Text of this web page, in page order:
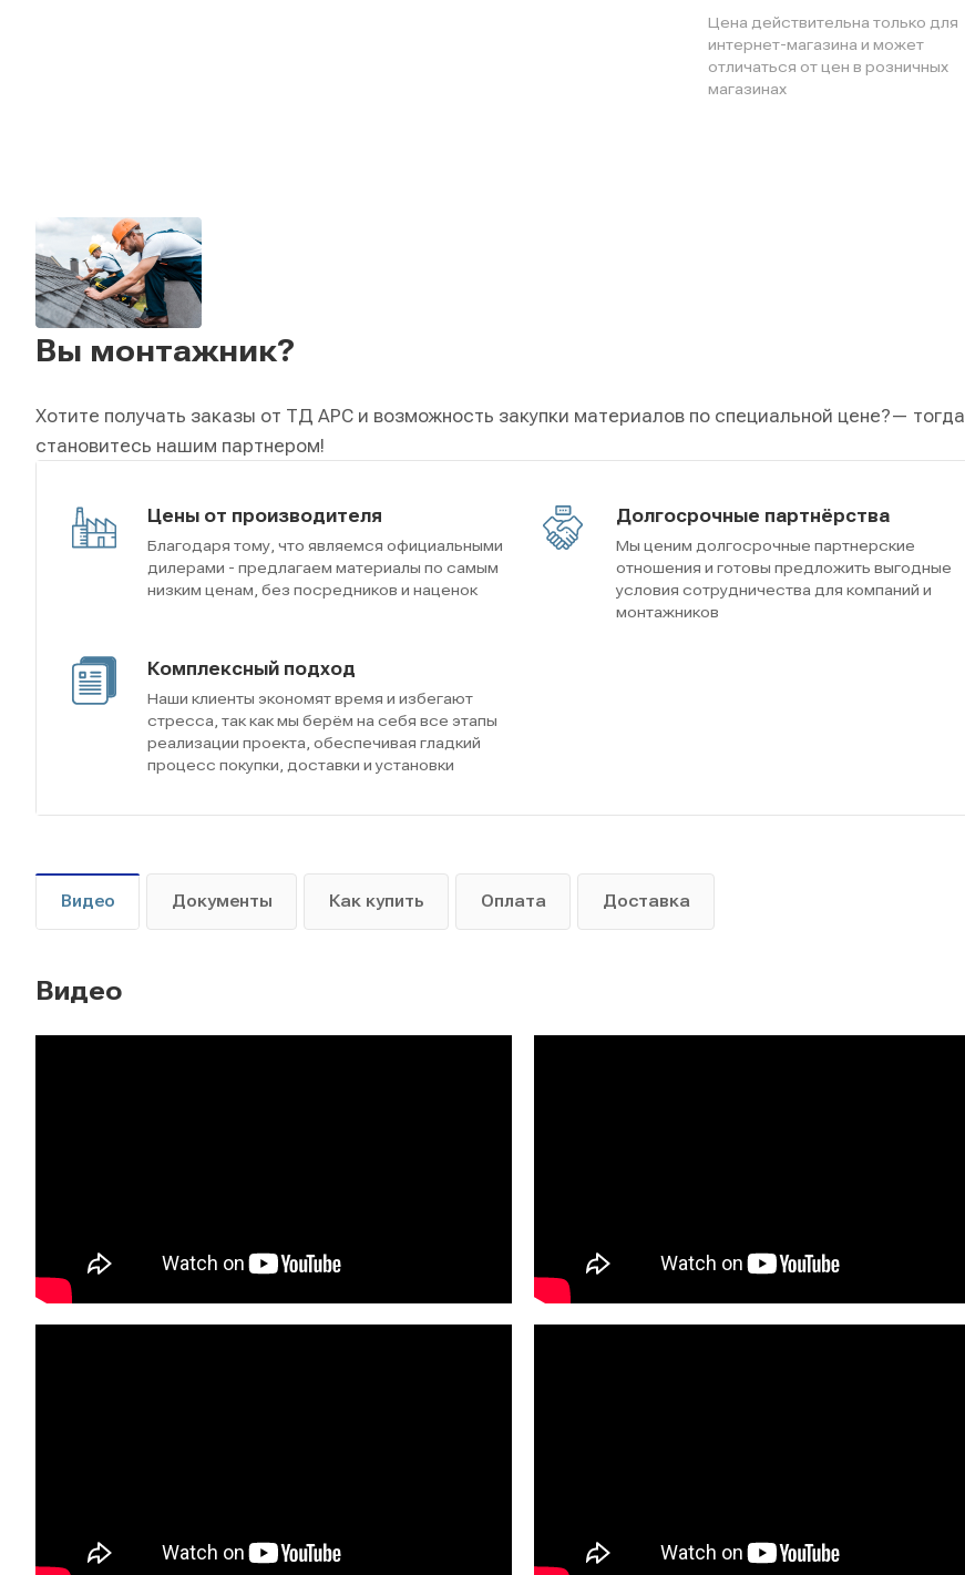
Цена действительна только для
интернет-магазина и может
отличаться от цен в розничных
магазинах
Вы монтажник?
Хотите получать заказы от ТД АРС и возможность закупки материалов по специальной цене?— тогда
становитесь нашим партнером!
Цены от производителя
Благодаря тому, что являемся официальными
дилерами - предлагаем материалы по самым
низким ценам, без посредников и наценок
Долгосрочные партнёрства
Мы ценим долгосрочные партнерские
отношения и готовы предложить выгодные
условия сотрудничества для компаний и
монтажников
Комплексный подход
Наши клиенты экономят время и избегают
стресса, так как мы берём на себя все этапы
реализации проекта, обеспечивая гладкий
процесс покупки, доставки и установки
Видео Документы Как купить Оплата Доставка
Видео